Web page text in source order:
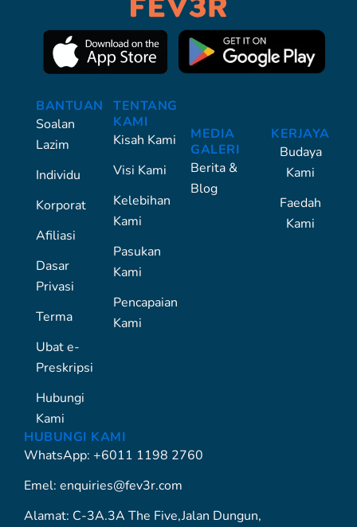
BANTUAN
Soalan
Lazim
Individu
Korporat
Afiliasi
Dasar
Privasi
Terma
Ubat e-
Preskripsi
Hubungi
Kami
TENTANG
KAMI
Kisah Kami
Visi Kami
Kelebihan
Kami
Pasukan
Kami
Pencapaian
Kami
MEDIA
GALERI
Berita &
Blog
KERJAYA
Budaya
Kami
Faedah
Kami
HUBUNGI KAMI
WhatsApp: +6011 1198 2760
Emel: enquiries@fev3r.com
Alamat: C-3A.3A The Five,Jalan Dungun,